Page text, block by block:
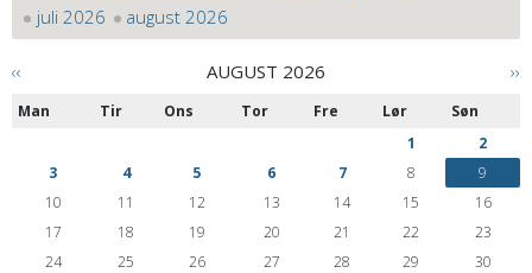
juli 2026
august 2026
‹‹ ››
AUGUST 2026
Man Tir Ons Tor Fre Lør
Søn
1
2
3
4 5 6 7 8
9
10
11 12 13 14 15
16
17
18 19 20 21 22
23
24
25 26 27 28 29
30